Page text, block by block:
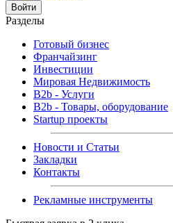
Войти
Разделы
Готовый бизнес
Франчайзинг
Инвестиции
Мировая Недвижимость
B2b - Услуги
B2b - Товары, оборудование
Startup проекты
Новости и Статьи
Закладки
Контакты
Рекламные инструменты